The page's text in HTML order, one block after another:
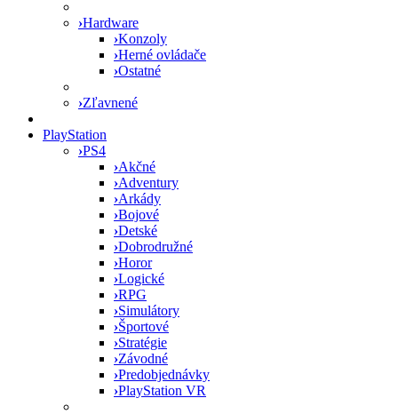
›Hardware
›Konzoly
›Herné ovládače
›Ostatné
›Zľavnené
PlayStation
›PS4
›Akčné
›Adventury
›Arkády
›Bojové
›Detské
›Dobrodružné
›Horor
›Logické
›RPG
›Simulátory
›Športové
›Stratégie
›Závodné
›Predobjednávky
›PlayStation VR